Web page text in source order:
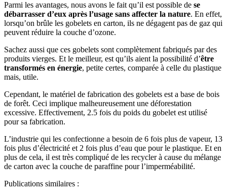
Parmi les avantages, nous avons le fait qu’il est possible de se
débarrasser d’eux après l’usage sans affecter la nature. En effet,
lorsqu’on brûle les gobelets en carton, ils ne dégagent pas de gaz qui
peuvent réduire la couche d’ozone.
Sachez aussi que ces gobelets sont complètement fabriqués par des
produits vierges. Et le meilleur, est qu’ils aient la possibilité d’être
transformés en énergie, petite certes, comparée à celle du plastique
mais, utile.
Cependant, le matériel de fabrication des gobelets est a base de bois
de forêt. Ceci implique malheureusement une déforestation
excessive. Effectivement, 2.5 fois du poids du gobelet est utilisé
pour sa fabrication.
L’industrie qui les confectionne a besoin de 6 fois plus de vapeur, 13
fois plus d’électricité et 2 fois plus d’eau que pour le plastique. Et en
plus de cela, il est très compliqué de les recycler à cause du mélange
de carton avec la couche de paraffine pour l’imperméabilité.
Publications similaires :